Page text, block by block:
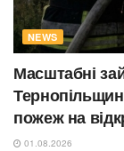
NEWS
Масштабні
пожеж на
01.08.2026